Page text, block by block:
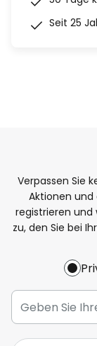
Seit 25
Verpassen Sie
Aktionen
registrieren und
zu, den Sie bei